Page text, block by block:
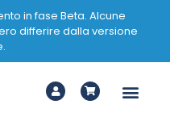
in fase Beta. Alcune
differire dalla versione